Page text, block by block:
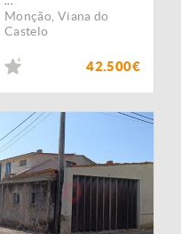
Monção Viana do
Castelo
42.500€